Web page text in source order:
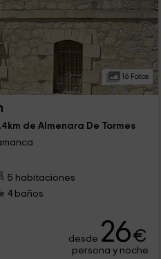
16 Fotos
de Almenara De Tormes
5 habitaciones
4 baños
desde 26€
persona y noche